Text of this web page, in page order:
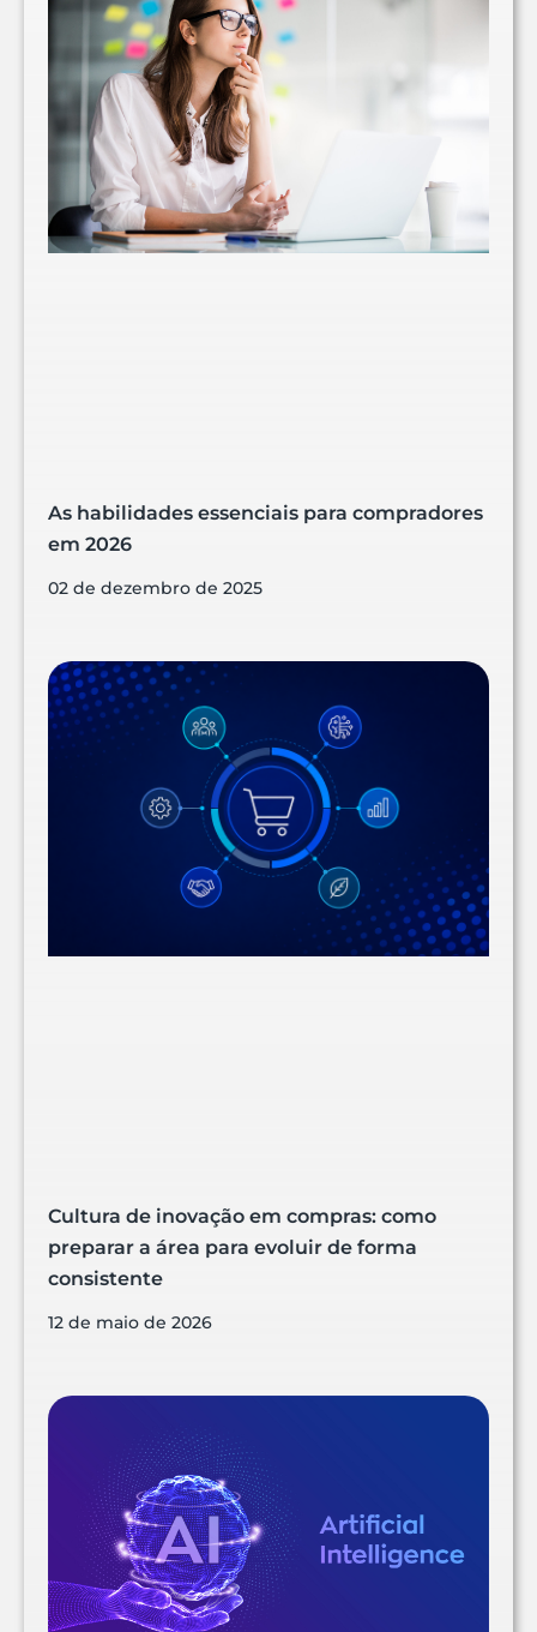
As habilidades essenciais para compradores
em 2026
02 de dezembro de 2025
Cultura de inovação em compras: como
preparar a área para evoluir de forma
consistente
12 de maio de 2026